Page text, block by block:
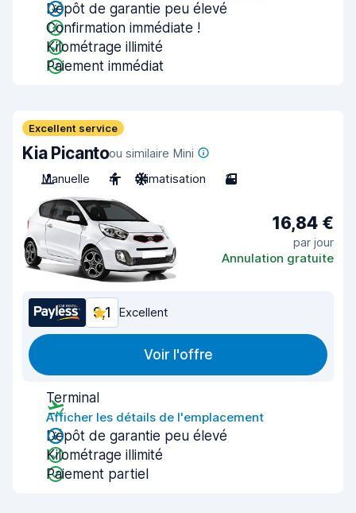
Dépôt de garantie peu élevé
Confirmation immédiate !
Kilométrage illimité
Paiement immédiat
Excellent service
Kia Picantoou similaire Mini
Manuelle
4 Climatisation 3
16,84 €
par jour
Annulation gratuite
9,1 Excellent
Voir l'offre
Terminal
Afficher les détails de l'emplacement
Dépôt de garantie peu élevé
Kilométrage illimité
Paiement partiel